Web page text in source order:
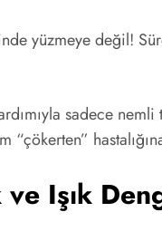
yüzmeye değil!
sadece nemli
ve Işık